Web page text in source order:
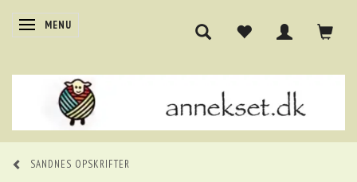
SKIFTE NAVIGATION
MENU
SANDNES OPSKRIFTER